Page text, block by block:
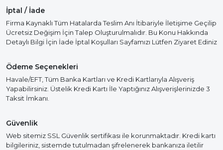
İptal / İade
Firma Kaynaklı Tüm Hatalarda Teslim Anı İtibariyle İletişime Geçilip
Ücretsiz Değişim İçin Talep Oluşturulmalıdır. Bu Konu Hakkında
Detaylı Bilgi İçin İade İptal Koşulları Sayfamızı Lütfen Ziyaret Ediniz
Ödeme Seçenekleri
Havale/EFT, Tüm Banka Kartları ve Kredi Kartlarıyla Alışveriş
Yapabilirsiniz. Üstelik Kredi Kartı İle Yaptığınız Alışverişlerinizde 3
Taksit İmkanı.
Güvenlik
Web sitemiz SSL Güvenlik sertifikası ile korunmaktadır. Kredi kartı
bilgileriniz, sistemde tutulmadan şifrelenerek bankanıza iletilir